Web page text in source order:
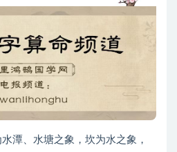
潭、水塘之象，坎为水之象，